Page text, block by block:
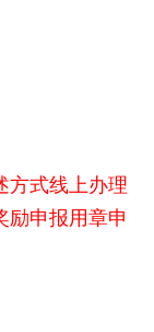
方式线上办理
励申报用章申